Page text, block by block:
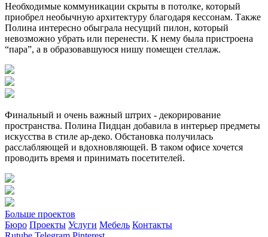
Необходимые коммуникации скрыты в потолке, который
приобрел необычную архитектуру благодаря кессонам. Также
Полина интересно обыграла несущий пилон, который
невозможно убрать или перенести. К нему была пристроена
“пара”, а в образовавшуюся нишу помещен стеллаж.
Финальный и очень важный штрих - декорирование
пространства. Полина Пидцан добавила в интерьер предметы
искусства в стиле ар-деко. Обстановка получилась
расслабляющей и вдохновляющей. В таком офисе хочется
проводить время и принимать посетителей.
Больше проектов
Бюро Проекты Услуги Мебель Контакты